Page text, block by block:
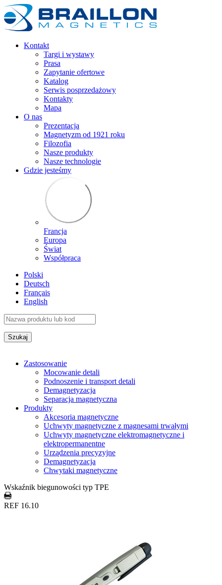
Kontakt
Targi i wystawy
Prasa
Zapytanie ofertowe
Katalog
Serwis posprzedażowy
Kontakty
Mapa
O nas
Prezentacja
Magnetyzm od 1921 roku
Filozofia
Nasze produkty
Nasze technologie
Gdzie jesteśmy
Francja
Europa
Świat
Współpraca
Polski
Deutsch
Français
English
Zastosowanie
Mocowanie detali
Podnoszenie i transport detali
Demagnetyzacja
Separacja magnetyczna
Produkty
Akcesoria magnetyczne
Uchwyty magnetyczne z magnesami trwałymi
Uchwyty magnetyczne elektromagnetyczne i
elektropermanentne
Urządzenia precyzyjne
Demagnetyzacja
Chwytaki magnetyczne
Wskaźnik biegunowości typ TPE
REF 16.10